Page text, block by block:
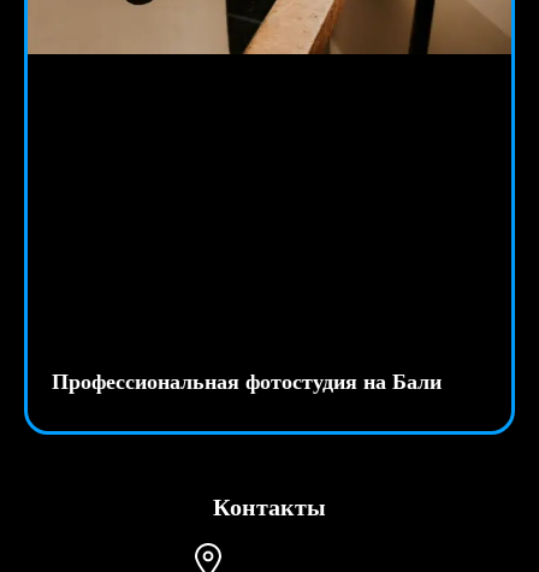
Профессиональная фотостудия на Бали
Контакты